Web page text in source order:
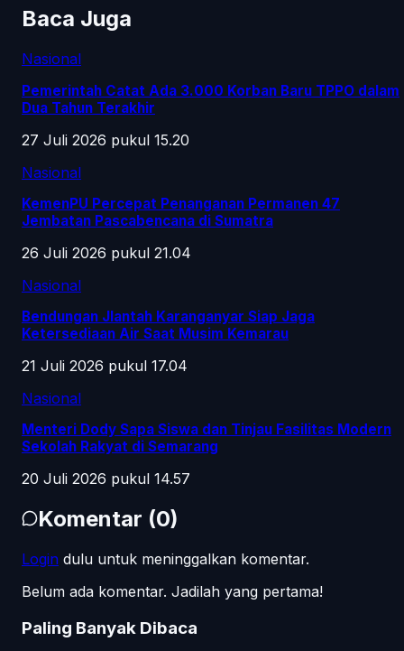
Baca Juga
Nasional
Pemerintah Catat Ada 3.000 Korban Baru TPPO dalam
Dua Tahun Terakhir
27 Juli 2026 pukul 15.20
Nasional
KemenPU Percepat Penanganan Permanen 47
Jembatan Pascabencana di Sumatra
26 Juli 2026 pukul 21.04
Nasional
Bendungan Jlantah Karanganyar Siap Jaga
Ketersediaan Air Saat Musim Kemarau
21 Juli 2026 pukul 17.04
Nasional
Menteri Dody Sapa Siswa dan Tinjau Fasilitas Modern
Sekolah Rakyat di Semarang
20 Juli 2026 pukul 14.57
Komentar (0)
Login dulu untuk meninggalkan komentar.
Belum ada komentar. Jadilah yang pertama!
Paling Banyak Dibaca